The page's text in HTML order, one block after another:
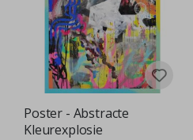
Poster - Abstracte
Kleurexplosie